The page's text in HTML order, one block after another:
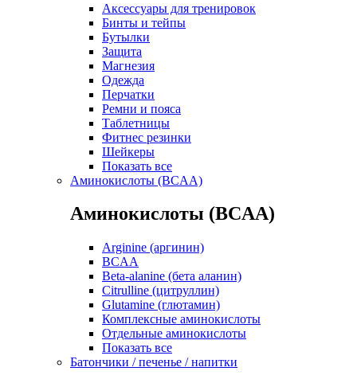
Аксессуары для тренировок
Бинты и тейпы
Бутылки
Защита
Магнезия
Одежда
Перчатки
Ремни и пояса
Таблетницы
Фитнес резинки
Шейкеры
Показать все
Аминокислоты (BCAA)
Аминокислоты (BCAA)
Arginine (аргинин)
BCAA
Beta-alanine (бета аланин)
Citrulline (цитруллин)
Glutamine (глютамин)
Комплексные аминокислоты
Отдельные аминокислоты
Показать все
Батончики / печенье / напитки